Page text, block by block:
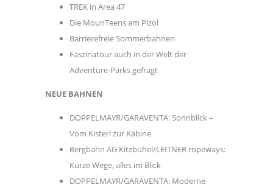
TREK in Area 47
Die MounTeens am Pizol
Barrierefreie Sommerbahnen
Faszinatour auch in der Welt der
Adventure-Parks gefragt
NEUE BAHNEN
DOPPELMAYR/GARAVENTA: Sonnblick –
Vom Kisterl zur Kabine
Bergbahn AG Kitzbühel/LEITNER ropeways:
Kurze Wege, alles im Blick
DOPPELMAYR/GARAVENTA: Moderne